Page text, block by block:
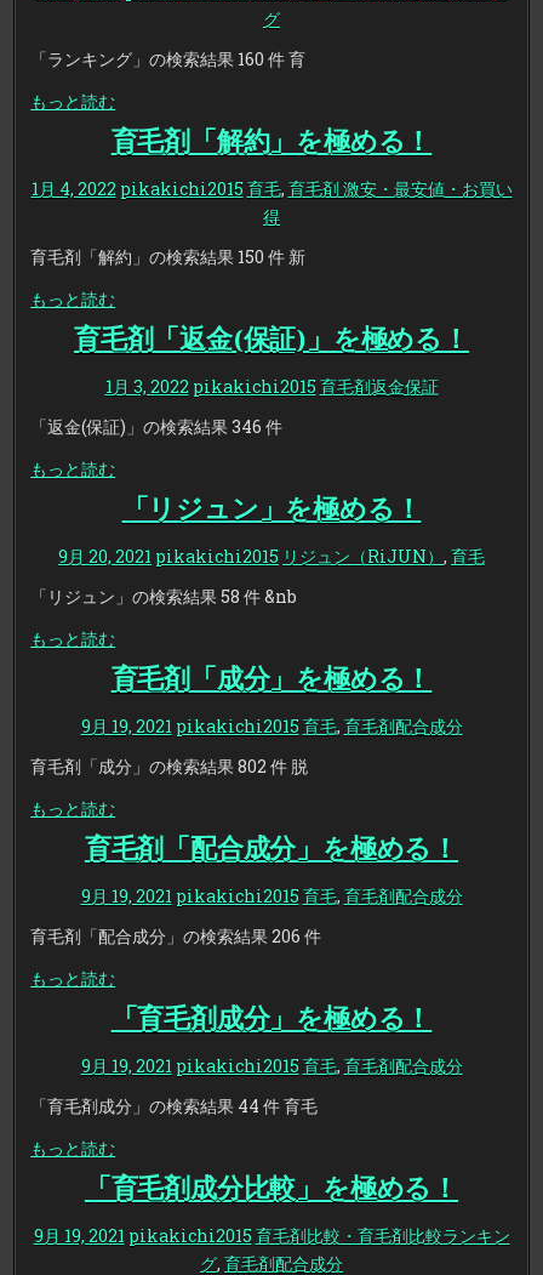
グ
「ランキング」の検索結果 160 件 育
もっと読む
育毛剤「解約」を極める！
1月 4, 2022 pikakichi2015 育毛, 育毛剤 激安・最安値・お買い
得
育毛剤「解約」の検索結果 150 件 新
もっと読む
育毛剤「返金(保証)」を極める！
1月 3, 2022 pikakichi2015 育毛剤返金保証
「返金(保証)」の検索結果 346 件
もっと読む
「リジュン」を極める！
9月 20, 2021 pikakichi2015 リジュン（RiJUN） , 育毛
「リジュン」の検索結果 58 件 &nb
もっと読む
育毛剤「成分」を極める！
9月 19, 2021 pikakichi2015 育毛, 育毛剤配合成分
育毛剤「成分」の検索結果 802 件 脱
もっと読む
育毛剤「配合成分」を極める！
9月 19, 2021 pikakichi2015 育毛, 育毛剤配合成分
育毛剤「配合成分」の検索結果 206 件
もっと読む
「育毛剤成分」を極める！
9月 19, 2021 pikakichi2015 育毛, 育毛剤配合成分
「育毛剤成分」の検索結果 44 件 育毛
もっと読む
「育毛剤成分比較」を極める！
9月 19, 2021 pikakichi2015 育毛剤比較・育毛剤比較ランキン
グ, 育毛剤配合成分